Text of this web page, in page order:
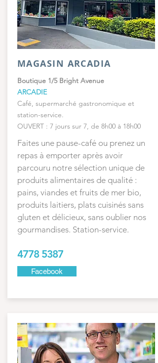
MAGASIN ARCADIA
Boutique 1/5 Bright Avenue
ARCADIE
Café, supermarché gastronomique et
station-service.
OUVERT : 7 jours sur 7, de 8h00 à 18h00
Faites une pause-café ou prenez un
repas à emporter après avoir
parcouru notre sélection unique de
produits alimentaires de qualité :
pains, viandes et fruits de mer bio,
produits laitiers, plats cuisinés sans
gluten et délicieux, sans oublier nos
gourmandises. Station-service.
4778 5387
Facebook